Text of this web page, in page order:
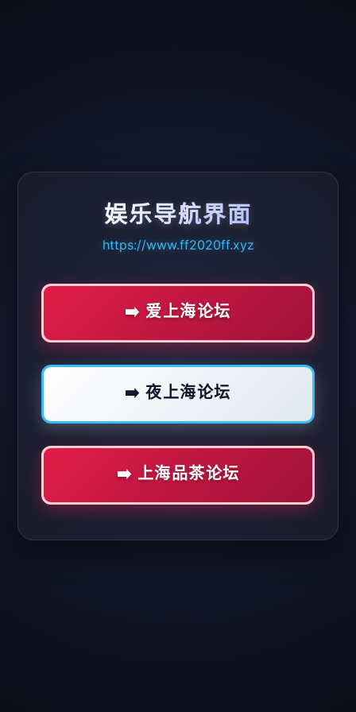
娱乐导航界面
https://www.ff2020ff.xyz
➡️ 爱上海论坛
➡️ 夜上海论坛
➡️ 上海品茶论坛